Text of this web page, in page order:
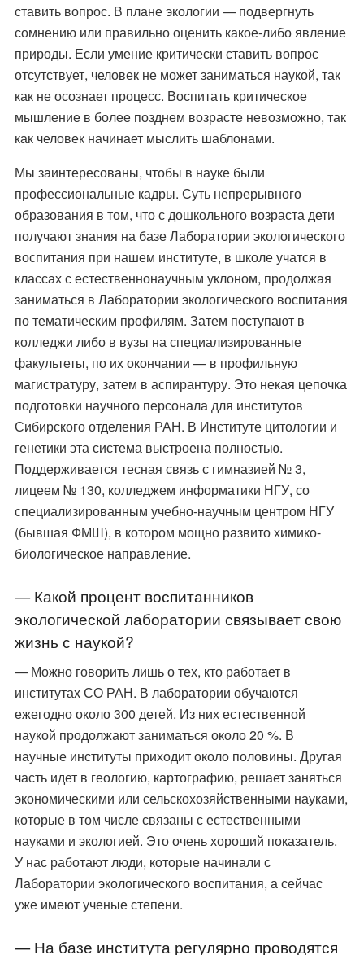
ставить вопрос. В плане экологии — подвергнуть
сомнению или правильно оценить какое-либо явление
природы. Если умение критически ставить вопрос
отсутствует, человек не может заниматься наукой, так
как не осознает процесс. Воспитать критическое
мышление в более позднем возрасте невозможно, так
как человек начинает мыслить шаблонами.
Мы заинтересованы, чтобы в науке были
профессиональные кадры. Суть непрерывного
образования в том, что с дошкольного возраста дети
получают знания на базе Лаборатории экологического
воспитания при нашем институте, в школе учатся в
классах с естественнонаучным уклоном, продолжая
заниматься в Лаборатории экологического воспитания
по тематическим профилям. Затем поступают в
колледжи либо в вузы на специализированные
факультеты, по их окончании — в профильную
магистратуру, затем в аспирантуру. Это некая цепочка
подготовки научного персонала для институтов
Сибирского отделения РАН. В Институте цитологии и
генетики эта система выстроена полностью.
Поддерживается тесная связь с гимназией № 3,
лицеем № 130, колледжем информатики НГУ, со
специализированным учебно-научным центром НГУ
(бывшая ФМШ), в котором мощно развито химико-
биологическое направление.
— Какой процент воспитанников
экологической лаборатории связывает свою
жизнь с наукой?
— Можно говорить лишь о тех, кто работает в
институтах СО РАН. В лаборатории обучаются
ежегодно около 300 детей. Из них естественной
наукой продолжают заниматься около 20 %. В
научные институты приходит около половины. Другая
часть идет в геологию, картографию, решает заняться
экономическими или сельскохозяйственными науками,
которые в том числе связаны с естественными
науками и экологией. Это очень хороший показатель.
У нас работают люди, которые начинали с
Лаборатории экологического воспитания, а сейчас
уже имеют ученые степени.
— На базе института регулярно проводятся